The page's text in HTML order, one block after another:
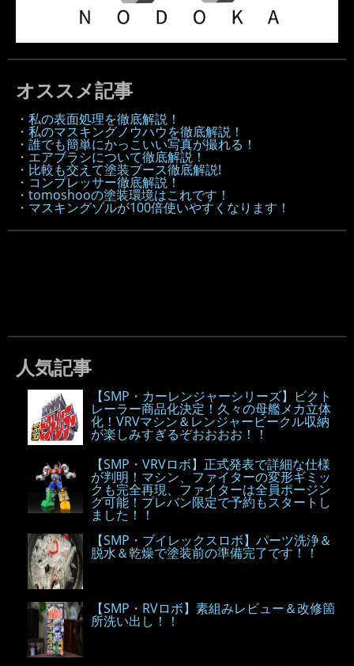
オススメ記事
・私の表面処理を徹底解説！
・私のマスキングノウハウを徹底解説！
・誰でも簡単にかっこいい写真が撮れる！
・エアブラシについて徹底解説！
・比較も交えて塗装ブース徹底解説!
・コンプレッサー徹底解説！
・tomoshooの塗装環境はこれです！
・マスキングゾルが100倍使いやすくなります！
人気記事
【SMP・カーレンジャーシリーズ】ビクト
レーラー商品化決定！久々の母艦メカ立体
化！VRVマシン＆レンジャービークル収納
が楽しみすぎるぞおおおお！！
【SMP・VRVロボ】正式発表で詳細な仕様
が判明！マシン、ファイターの変形ギミッ
クも完全再現、ファイターは全員ポージン
グ可能！プレバン限定で予約もスタートし
ました！！
【SMP・ブイレックスロボ】パーツ洗浄＆
脱水＆乾燥で塗装前の準備完了です！！
【SMP・RVロボ】素組みレビュー＆改修箇
所洗い出し！！